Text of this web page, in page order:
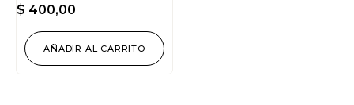
$ 400,00
AÑADIR AL CARRITO